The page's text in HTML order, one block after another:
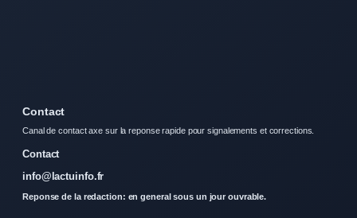
Contact
Canal de contact axe sur la reponse rapide pour signalements et corrections.
Contact
info@lactuinfo.fr
Reponse de la redaction: en general sous un jour ouvrable.